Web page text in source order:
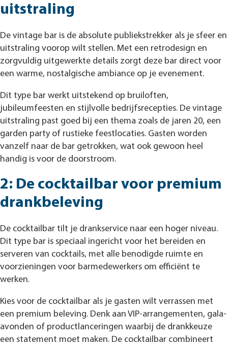
uitstraling
De vintage bar is de absolute publiekstrekker als je sfeer en
uitstraling voorop wilt stellen. Met een retrodesign en
zorgvuldig uitgewerkte details zorgt deze bar direct voor
een warme, nostalgische ambiance op je evenement.
Dit type bar werkt uitstekend op bruiloften,
jubileumfeesten en stijlvolle bedrijfsrecepties. De vintage
uitstraling past goed bij een thema zoals de jaren 20, een
garden party of rustieke feestlocaties. Gasten worden
vanzelf naar de bar getrokken, wat ook gewoon heel
handig is voor de doorstroom.
2: De cocktailbar voor premium
drankbeleving
De cocktailbar tilt je drankservice naar een hoger niveau.
Dit type bar is speciaal ingericht voor het bereiden en
serveren van cocktails, met alle benodigde ruimte en
voorzieningen voor barmedewerkers om efficiënt te
werken.
Kies voor de cocktailbar als je gasten wilt verrassen met
een premium beleving. Denk aan VIP-arrangementen, gala-
avonden of productlanceringen waarbij de drankkeuze
een statement moet maken. De cocktailbar combineert